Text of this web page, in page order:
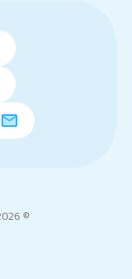
© 2026. جميع الحقوق محفوظة.